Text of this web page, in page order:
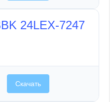
24LEX-7247
Скачать